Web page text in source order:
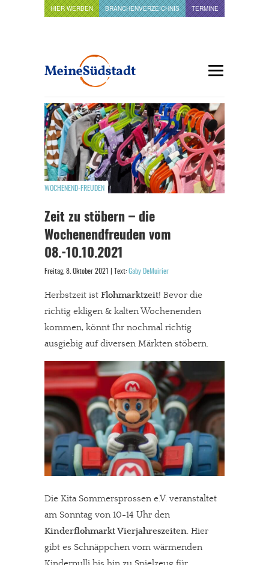
HIER WERBEN BRANCHENVERZEICHNIS TERMINE
WOCHENEND-FREUDEN
Zeit zu stöbern – die
Wochenendfreuden vom
08.-10.10.2021
Freitag, 8. Oktober 2021 | Text: Gaby DeMuirier
Herbstzeit ist Flohmarktzeit! Bevor die
richtig ekligen & kalten Wochenenden
kommen, könnt Ihr nochmal richtig
ausgiebig auf diversen Märkten stöbern.
Die Kita Sommersprossen e.V. veranstaltet
am Sonntag von 10-14 Uhr den
Kinderflohmarkt Vierjahreszeiten. Hier
gibt es Schnäppchen vom wärmenden